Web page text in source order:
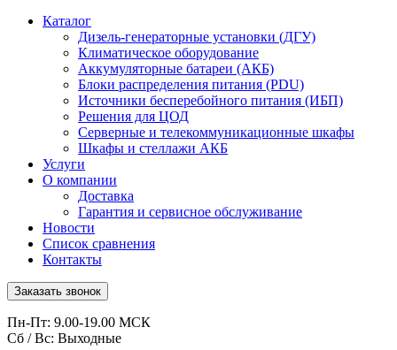
Каталог
Дизель-генераторные установки (ДГУ)
Климатическое оборудование
Аккумуляторные батареи (АКБ)
Блоки распределения питания (PDU)
Источники бесперебойного питания (ИБП)
Решения для ЦОД
Серверные и телекоммуникационные шкафы
Шкафы и стеллажи АКБ
Услуги
О компании
Доставка
Гарантия и сервисное обслуживание
Новости
Список сравнения
Контакты
Заказать звонок
Пн-Пт: 9.00-19.00 МСК
Сб / Вс: Выходные